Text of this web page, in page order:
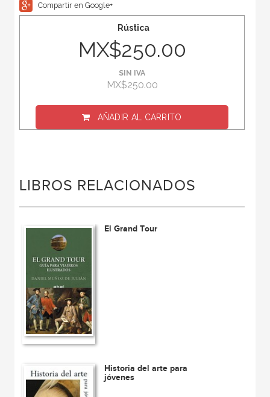
Compartir en Google+
Rústica
MX$250.00
SIN IVA
MX$250.00
AÑADIR AL CARRITO
LIBROS RELACIONADOS
El Grand Tour
Historia del arte para
jóvenes